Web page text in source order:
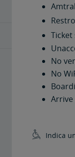
Ticket
No
No
Indica